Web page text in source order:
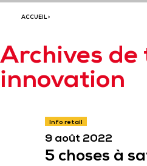
ACCUEIL>
Archives de
innovation
Info retail
9 août 2022
5 choses à